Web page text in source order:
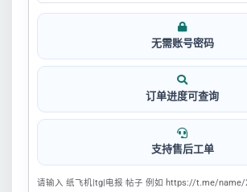
无需账号密码
订单进度可查询
支持售后工单
请输入 纸飞机|tg|电报 帖子 例如 https://t.me/name/